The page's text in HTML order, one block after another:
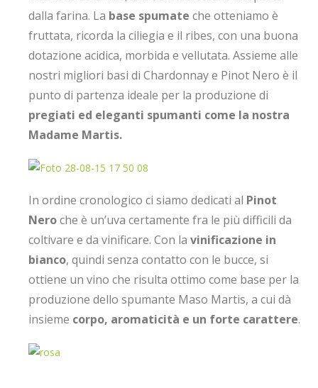
dalla farina. La base spumate che otteniamo è
fruttata, ricorda la ciliegia e il ribes, con una buona
dotazione acidica, morbida e vellutata. Assieme alle
nostri migliori basi di Chardonnay e Pinot Nero è il
punto di partenza ideale per la produzione di
pregiati ed eleganti spumanti come la nostra
Madame Martis.
In ordine cronologico ci siamo dedicati al Pinot
Neroche è un’uva certamente fra le più difficili da
coltivare e da vinificare. Con la vinificazione in
bianco, quindi senza contatto con le bucce, si
ottiene un vino che risulta ottimo come base per la
produzione dello spumante Maso Martis, a cui dà
insieme corpo, aromaticità e un forte carattere.